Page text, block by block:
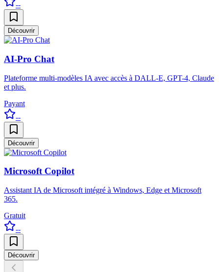
--
Découvrir
AI-Pro Chat
Plateforme multi-modèles IA avec accès à DALL-E, GPT-4, Claude
et plus.
Payant
--
Découvrir
Microsoft Copilot
Assistant IA de Microsoft intégré à Windows, Edge et Microsoft
365.
Gratuit
--
Découvrir